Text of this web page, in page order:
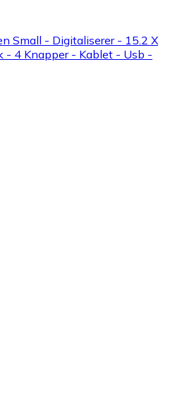
Small - Digitaliserer - 15.2 X
- 4 Knapper - Kablet - Usb -